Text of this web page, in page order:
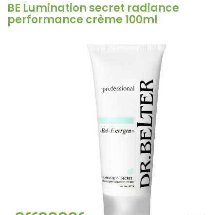
BE Lumination secret radiance
performance crème 100ml